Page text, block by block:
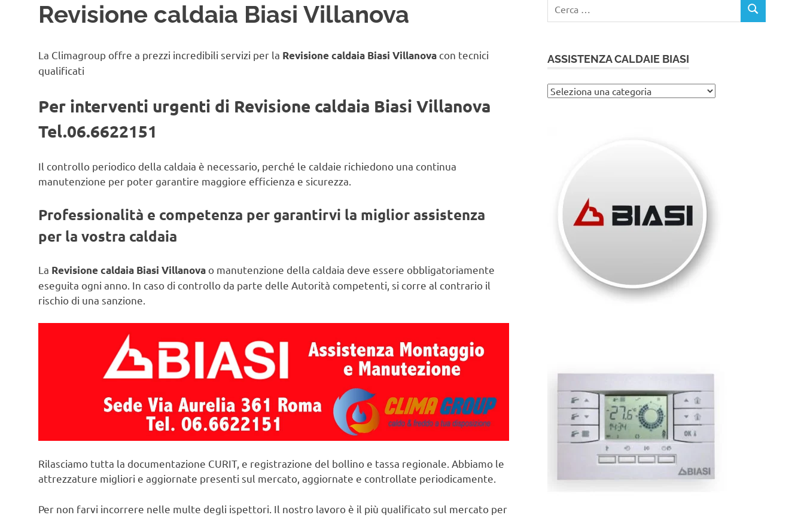
Revisione caldaia Biasi Villanova
La Climagroup offre a prezzi incredibili servizi per la Revisione caldaia Biasi Villanova con tecnici
qualificati
Per interventi urgenti di Revisione caldaia Biasi Villanova
Tel.06.6622151
Il controllo periodico della caldaia è necessario, perché le caldaie richiedono una continua
manutenzione per poter garantire maggiore efficienza e sicurezza.
Professionalità e competenza per garantirvi la miglior assistenza
per la vostra caldaia
La Revisione caldaia Biasi Villanova o manutenzione della caldaia deve essere obbligatoriamente
eseguita ogni anno. In caso di controllo da parte delle Autorità competenti, si corre al contrario il
rischio di una sanzione.
Rilasciamo tutta la documentazione CURIT, e registrazione del bollino e tassa regionale. Abbiamo le
attrezzature migliori e aggiornate presenti sul mercato, aggiornate e controllate periodicamente.
Per non farvi incorrere nelle multe degli ispettori. Il nostro lavoro è il più qualificato sul mercato per
per:
CERCA
ASSISTENZA CALDAIE BIASI
Assistenza